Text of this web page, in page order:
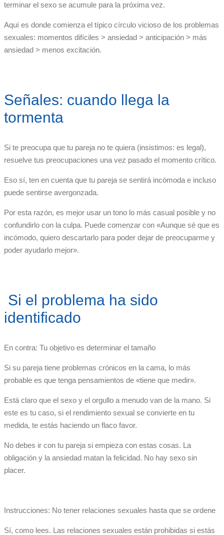
terminar el sexo se acumule para la próxima vez.
Aquí es donde comienza el típico círculo vicioso de los problemas
sexuales: momentos difíciles > ansiedad > anticipación > más
ansiedad > menos excitación.
Señales: cuando llega la
tormenta
Si te preocupa que tu pareja no te quiera (insistimos: es legal),
resuelve tus preocupaciones una vez pasado el momento crítico.
Eso sí, ten en cuenta que tu pareja se sentirá incómoda e incluso
puede sentirse avergonzada.
Por esta razón, es mejor usar un tono lo más casual posible y no
confundirlo con la culpa. Puede comenzar con «Aunque sé que es
incómodo, quiero descartarlo para poder dejar de preocuparme y
poder ayudarlo mejor».
Si el problema ha sido
identificado
En contra: Tu objetivo es determinar el tamaño
Si su pareja tiene problemas crónicos en la cama, lo más
probable es que tenga pensamientos de «tiene que medir».
Está claro que el sexo y el orgullo a menudo van de la mano. Si
este es tu caso, si el rendimiento sexual se convierte en tu
medida, te estás haciendo un flaco favor.
No debes ir con tu pareja si empieza con estas cosas. La
obligación y la ansiedad matan la felicidad. No hay sexo sin
placer.
Instrucciones: No tener relaciones sexuales hasta que se ordene
Sí, como lees. Las relaciones sexuales están prohibidas si estás